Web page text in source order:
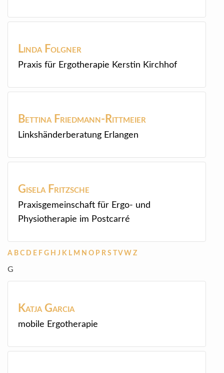
Linda Folgner
Praxis für Ergotherapie Kerstin Kirchhof
Bettina Friedmann-Rittmeier
Linkshänderberatung Erlangen
Gisela Fritzsche
Praxisgemeinschaft für Ergo- und
Physiotherapie im Postcarré
A B C D E F G H J K L M N O P R S TV W Z
G
Katja Garcia
mobile Ergotherapie